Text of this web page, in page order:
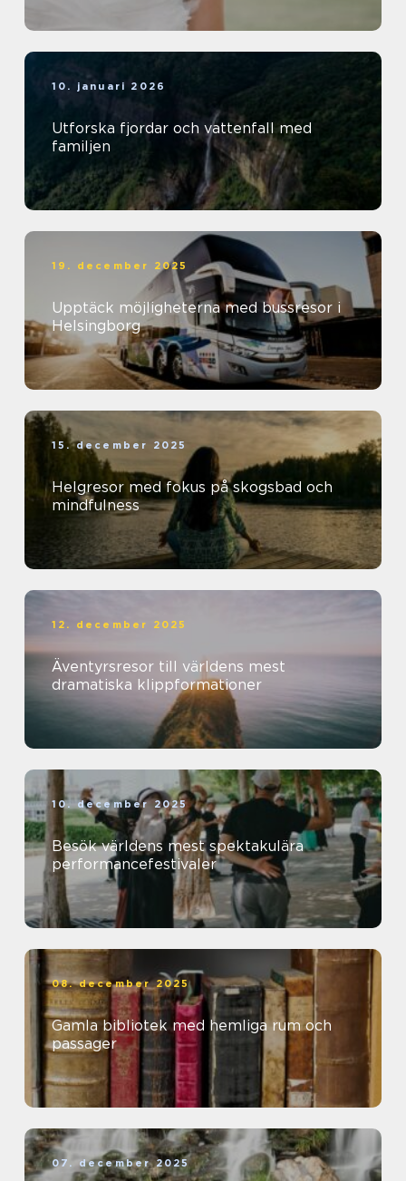
10. januari 2026
Utforska fjordar och vattenfall med
familjen
19. december 2025
Upptäck möjligheterna med bussresor i
Helsingborg
15. december 2025
Helgresor med fokus på skogsbad och
mindfulness
12. december 2025
Äventyrsresor till världens mest
dramatiska klippformationer
10. december 2025
Besök världens mest spektakulära
performancefestivaler
08. december 2025
Gamla bibliotek med hemliga rum och
passager
07. december 2025